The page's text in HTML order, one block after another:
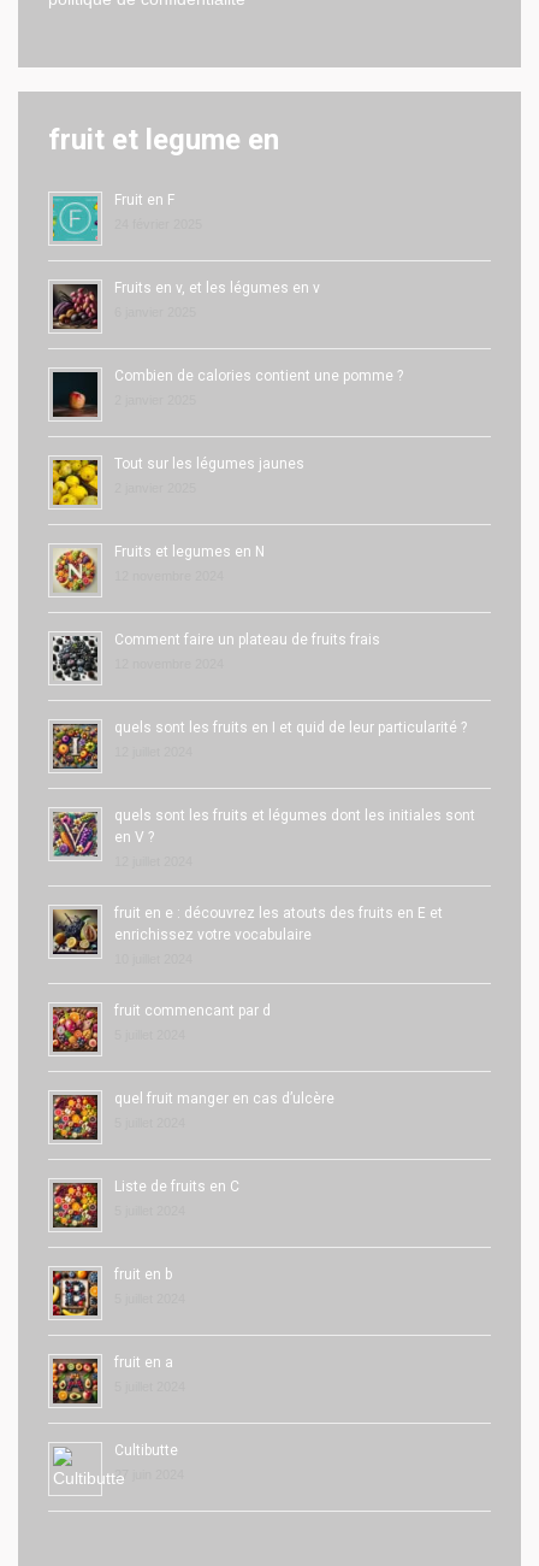
fruit et legume en
Fruit en F
Fruits en v, et les légumes en v
Combien de calories contient une pomme ?
Tout sur les légumes jaunes
Fruits et legumes en N
Comment faire un plateau de fruits frais
quels sont les fruits en I et quid de leur particularité ?
quels sont les fruits et légumes dont les initiales sont
en V ?
fruit en e : découvrez les atouts des fruits en E et
enrichissez votre vocabulaire
fruit commencant par d
quel fruit manger en cas d’ulcère
Liste de fruits en C
fruit en b
fruit en a
Cultibutte
27 juin 2024